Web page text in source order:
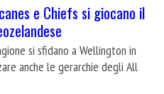
e Chiefs si giocano il
si sfidano a Wellington in
anche le gerarchie degli All